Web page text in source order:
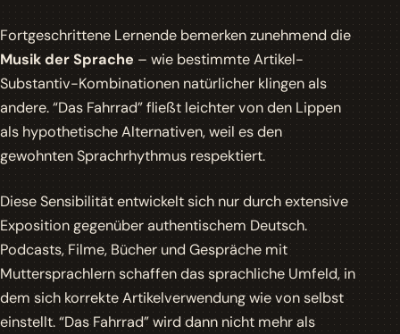
Fortgeschrittene Lernende bemerken zunehmend die
Musik der Sprache– wie bestimmte Artikel-
Substantiv-Kombinationen natürlicher klingen als
andere. “Das Fahrrad” fließt leichter von den Lippen
als hypothetische Alternativen, weil es den
gewohnten Sprachrhythmus respektiert.
Diese Sensibilität entwickelt sich nur durch extensive
Exposition gegenüber authentischem Deutsch.
Podcasts, Filme, Bücher und Gespräche mit
Muttersprachlern schaffen das sprachliche Umfeld, in
dem sich korrekte Artikelverwendung wie von selbst
einstellt. “Das Fahrrad” wird dann nicht mehr als